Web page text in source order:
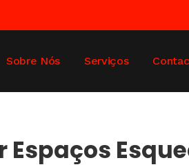
Sobre Nós Serviços
Espaços